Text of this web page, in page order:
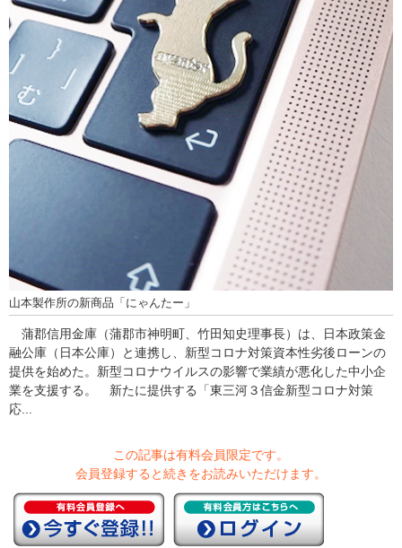
山本製作所の新商品「にゃんたー」
蒲郡信用金庫（蒲郡市神明町、竹田知史理事長）は、日本政策金
融公庫（日本公庫）と連携し、新型コロナ対策資本性劣後ローンの
提供を始めた。新型コロナウイルスの影響で業績が悪化した中小企
業を支援する。 新たに提供する「東三河３信金新型コロナ対策
応...
この記事は有料会員限定です。
会員登録すると続きをお読みいただけます。